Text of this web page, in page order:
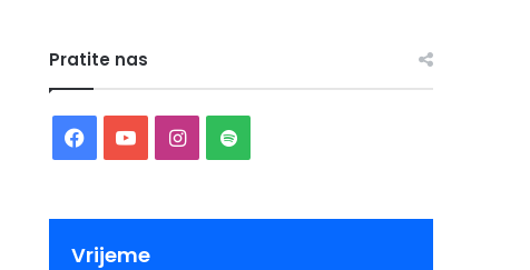
Pratite nas
Facebook
YouTubeInstagram
Spotify
Vrijeme